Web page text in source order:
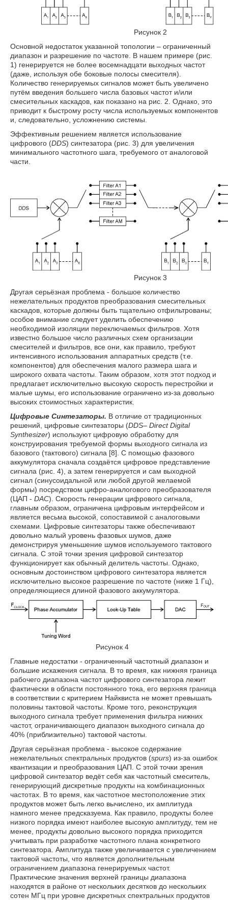
Рисунок 2
Основной недостаток указанной топологии – ограниченный
диапазон и разрешение по частоте. В нашем примере (рис.
1) генерируется не более восемнадцати выходных частот
(даже, используя обе боковые полосы смесителя).
Количество генерируемых сигналов может быть увеличено
путём введения большего числа базовых частот и/или
смесительных каскадов, как показано на рис. 2. Однако, это
приводит к быстрому росту числа используемых компонентов
и, следовательно, усложнению системы.
Эффективным решением является использование
цифрового (DDS) синтезатора (рис. 3) для увеличения
минимального частотного шага, требуемого от аналоговой
части.
Рисунок 3
Другая серьёзная проблема - большое количество
нежелательных продуктов преобразования смесительных
каскадов, которые должны быть тщательно отфильтрованы;
особое внимание следует уделить обеспечению
необходимой изоляции переключаемых фильтров. Хотя
известно большое число различных схем организации
смесителей и фильтров, все они, как правило, требуют
интенсивного использования аппаратных средств (т.е.
компонентов) для обеспечения малого размера шага и
широкого охвата частоты. Таким образом, хотя этот подход и
предлагает исключительно высокую скорость перестройки и
малые шумы, его использование ограничено из-за довольно
высоких стоимостных характеристик.
Цифровые Синтезаторы. В отличие от традиционных
решений, цифровые синтезаторы (DDS– Direct Digital
Synthesizer) используют цифровую обработку для
конструирования требуемой формы выходного сигнала из
базового (тактового) сигнала [8]. С помощью фазового
аккумулятора сначала создаётся цифровое представление
сигнала (рис. 4), а затем генерируется и сам выходной
сигнал (синусоидальной или любой другой желаемой
формы) посредством цифро-аналогового преобразователя
(ЦАП - DAC). Скорость генерации цифрового сигнала,
главным образом, ограничена цифровым интерфейсом и
является весьма высокой, сопоставимой с аналоговыми
схемами. Цифровые синтезаторы также обеспечивают
довольно малый уровень фазовых шумов, даже
демонстрируя уменьшение шумов используемого тактового
сигнала. С этой точки зрения цифровой синтезатор
функционирует как обычный делитель частоты. Однако,
основным достоинством цифрового синтезатора является
исключительно высокое разрешение по частоте (ниже 1 Гц),
определяющиеся длиной фазового аккумулятора.
Рисунок 4
Главные недостатки - ограниченный частотный диапазон и
большие искажения сигнала. В то время, как нижняя граница
рабочего диапазона частот цифрового синтезатора лежит
фактически в области постоянного тока, его верхняя граница
в соответствии с критерием Найквиста не может превышать
половины тактовой частоты. Кроме того, реконструкция
выходного сигнала требует применения фильтра нижних
частот, ограничивающего диапазон выходного сигнала до
40% (приблизительно) тактовой частоты.
Другая серьёзная проблема - высокое содержание
нежелательных спектральных продуктов (spurs) из-за ошибок
квантизации и преобразования ЦАП. С этой точки зрения
цифровой синтезатор ведёт себя как частотный смеситель,
генерирующий дискретные продукты на комбинационных
частотах. В то время, как частотное местоположение этих
продуктов может быть легко вычислено, их амплитуда
намного менее предсказуема. Как правило, продукты более
низкого порядка имеют наиболее высокую амплитуду, тем не
менее, продукты довольно высокого порядка приходится
учитывать при разработке частотного плана конкретного
синтезатора. Амплитуда также увеличивается с увеличением
тактовой частоты, что является дополнительным
ограничением диапазона генерируемых частот.
Практические значения верхней границы диапазона
находятся в районе от нескольких десятков до нескольких
сотен МГц при уровне дискретных спектральных продуктов